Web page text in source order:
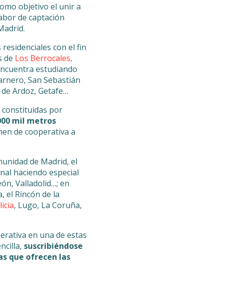
objetivo el unir a
de captación
con el fin
de Los Berrocales,
estudiando
San Sebastián
Ardoz, Getafe…
constituidas por
mil metros
de cooperativa a
de Madrid, el
haciendo especial
Valladolid…; en
el Rincón de la
, Lugo, La Coruña,
en una de estas
suscribiéndose
que ofrecen las